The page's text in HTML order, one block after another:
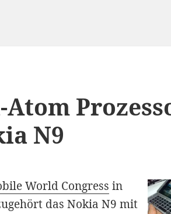
N9
World Congress in
das Nokia N9 mit